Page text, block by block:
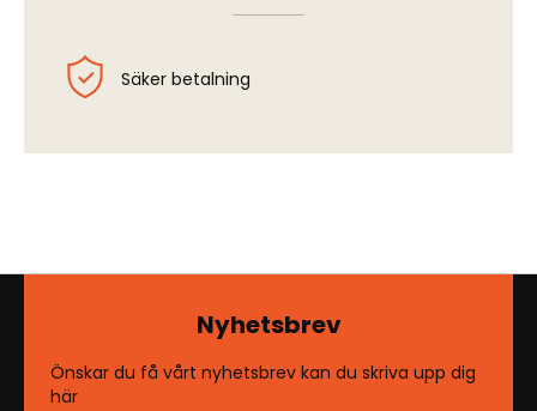
Säker betalning
Nyhetsbrev
Önskar du få vårt nyhetsbrev kan du skriva upp dig
här